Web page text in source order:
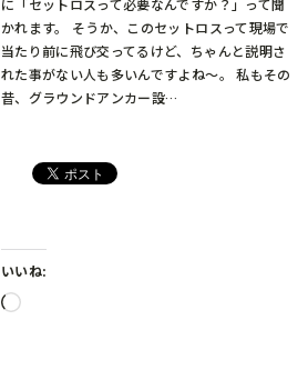
かれます。 そうか、このセットロスって現場で
当たり前に飛び交ってるけど、ちゃんと説明さ
れた事がない人も多いんですよね～。 私もその
昔、グラウンドアンカー設…
いいね:
読